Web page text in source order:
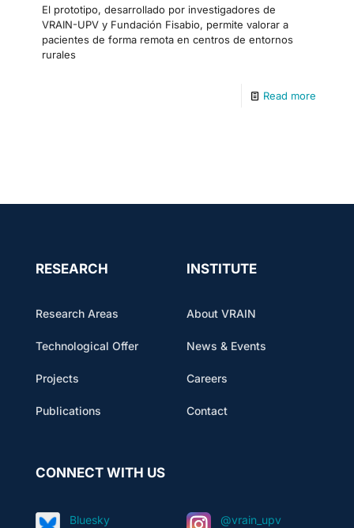
El prototipo, desarrollado por investigadores de
VRAIN-UPV y Fundación Fisabio, permite valorar a
pacientes de forma remota en centros de entornos
rurales
Read more
RESEARCH
Research Areas
Technological Offer
Projects
Publications
INSTITUTE
About VRAIN
News & Events
Careers
Contact
CONNECT WITH US
Bluesky @vrain_upv